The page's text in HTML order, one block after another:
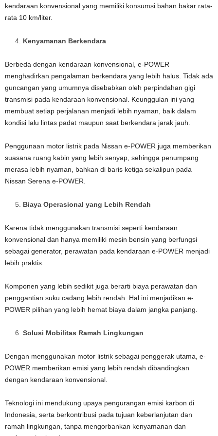
kendaraan konvensional yang memiliki konsumsi bahan bakar rata-
rata 10 km/liter.
Kenyamanan Berkendara
Berbeda dengan kendaraan konvensional, e-POWER
menghadirkan pengalaman berkendara yang lebih halus. Tidak ada
guncangan yang umumnya disebabkan oleh perpindahan gigi
transmisi pada kendaraan konvensional. Keunggulan ini yang
membuat setiap perjalanan menjadi lebih nyaman, baik dalam
kondisi lalu lintas padat maupun saat berkendara jarak jauh.
Penggunaan motor listrik pada Nissan e-POWER juga memberikan
suasana ruang kabin yang lebih senyap, sehingga penumpang
merasa lebih nyaman, bahkan di baris ketiga sekalipun pada
Nissan Serena e-POWER.
Biaya Operasional yang Lebih Rendah
Karena tidak menggunakan transmisi seperti kendaraan
konvensional dan hanya memiliki mesin bensin yang berfungsi
sebagai generator, perawatan pada kendaraan e-POWER menjadi
lebih praktis.
Komponen yang lebih sedikit juga berarti biaya perawatan dan
penggantian suku cadang lebih rendah. Hal ini menjadikan e-
POWER pilihan yang lebih hemat biaya dalam jangka panjang.
Solusi Mobilitas Ramah Lingkungan
Dengan menggunakan motor listrik sebagai penggerak utama, e-
POWER memberikan emisi yang lebih rendah dibandingkan
dengan kendaraan konvensional.
Teknologi ini mendukung upaya pengurangan emisi karbon di
Indonesia, serta berkontribusi pada tujuan keberlanjutan dan
ramah lingkungan, tanpa mengorbankan kenyamanan dan